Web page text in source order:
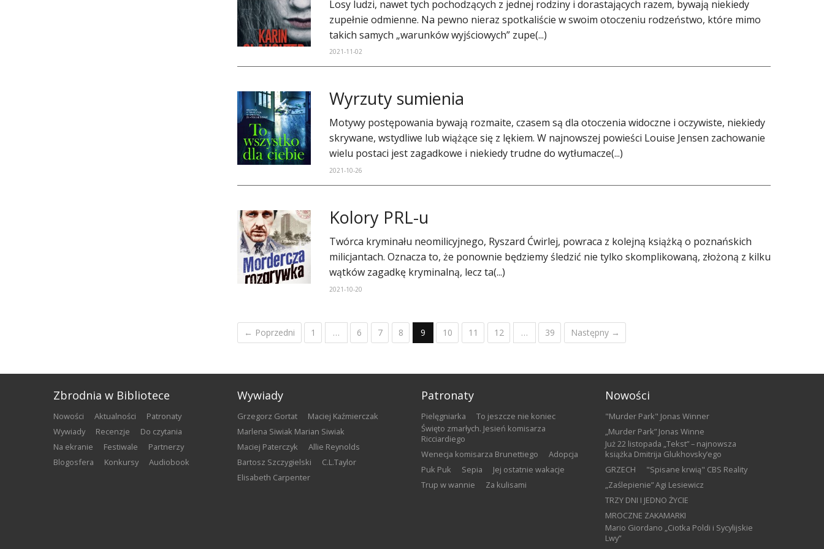
Losy ludzi, nawet tych pochodzących z jednej rodziny i dorastających razem, bywają niekiedy
zupełnie odmienne. Na pewno nieraz spotkaliście w swoim otoczeniu rodzeństwo, które mimo
takich samych „warunków wyjściowych” zupe(...)
2021-11-02
​Wyrzuty sumienia
Motywy postępowania bywają rozmaite, czasem są dla otoczenia widoczne i oczywiste, niekiedy
skrywane, wstydliwe lub wiążące się z lękiem. W najnowszej powieści Louise Jensen zachowanie
wielu postaci jest zagadkowe i niekiedy trudne do wytłumacze(...)
2021-10-26
Kolory PRL-u
​Twórca kryminału neomilicyjnego, Ryszard Ćwirlej, powraca z kolejną książką o poznańskich
milicjantach. Oznacza to, że ponownie będziemy śledzić nie tylko skomplikowaną, złożoną z kilku
wątków zagadkę kryminalną, lecz ta(...)
2021-10-20
← Poprzedni 1 … 6 7 8 9 10 11 12 … 39 Następny →
Zbrodnia w Bibliotece
nowości aktualności
patronaty
wywiady
recenzje
do czytania
na ekranie
festiwale
partnerzy
blogosfera
konkursy audiobook
Wywiady
Grzegorz Gortat
Maciej Kaźmierczak
Marlena Siwiak Marian Siwiak
Maciej Paterczyk
Allie Reynolds
Bartosz Szczygielski
C.L.Taylor
Elisabeth Carpenter
Patronaty
Pielęgniarka
To jeszcze nie koniec
Święto zmarłych. Jesień komisarza
Ricciardiego
Wenecja komisarza Brunettiego
Adopcja
Puk Puk
Sepia
Jej ostatnie wakacje
Trup w wannie
Za kulisami
Nowości
​"Murder Park" Jonas Winner
„Murder Park” Jonas Winne
Już 22 listopada „Tekst” – najnowsza
książka Dmitrija Glukhovsky’ego
GRZECH
"Spisane krwią" CBS Reality
„Zaślepienie” Agi Lesiewicz
TRZY DNI I JEDNO ŻYCIE
MROCZNE ZAKAMARKI
Mario Giordano „Ciotka Poldi i Sycylijskie
Lwy”